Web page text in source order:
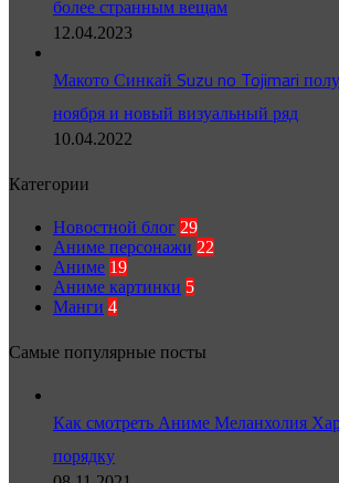
более странным вещам
12.04.2023
Макото Синкай Suzu no Tojimari
ноября и новый визуальный ряд
10.04.2022
Категории
Новостной блог 29
Аниме персонажи 22
Аниме 19
Аниме картинки 5
Манги 4
Самые популярные посты
Как смотреть Аниме Меланхолия
порядку